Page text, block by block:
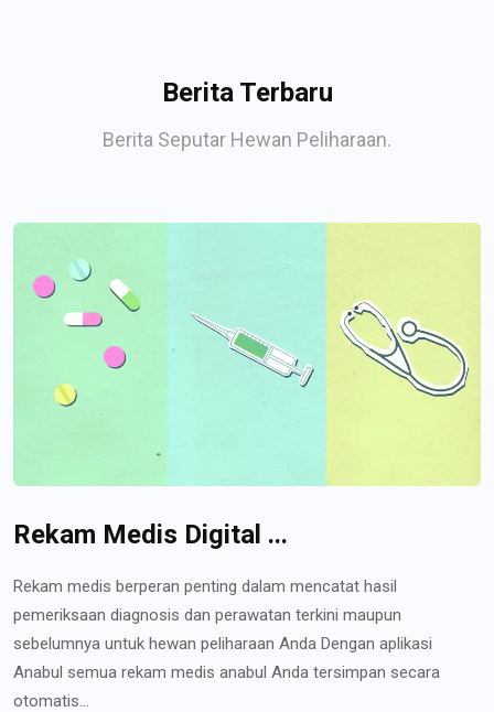
Berita Terbaru
Berita Seputar Hewan Peliharaan.
Rekam Medis Digital ...
Rekam medis berperan penting dalam mencatat hasil
pemeriksaan diagnosis dan perawatan terkini maupun
sebelumnya untuk hewan peliharaan Anda Dengan aplikasi
Anabul semua rekam medis anabul Anda tersimpan secara
otomatis...